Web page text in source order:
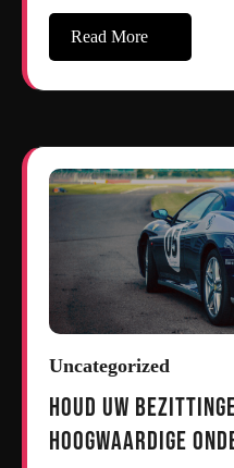
Read More
Uncategorized
Houd uw
hoogwaardige